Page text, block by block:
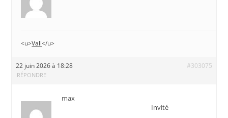
<u>Vali</u>
22 juin 2026 à 18:28 #303075
RÉPONDRE
max
Invité